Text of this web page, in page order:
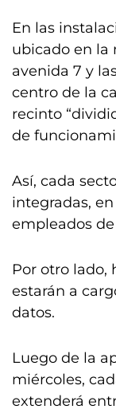
En las
ubicado en la
avenida 7 y
centro de la
recinto
de
Así, cada
integradas,
empleados
Por otro lado,
estarán a
datos.
Luego de la
miércoles,
extenderá